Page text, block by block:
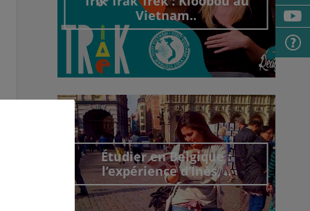
Vietnam..
Découvrir cet interview
Étudier en Belgique :
l’expérience d’Inès, ..